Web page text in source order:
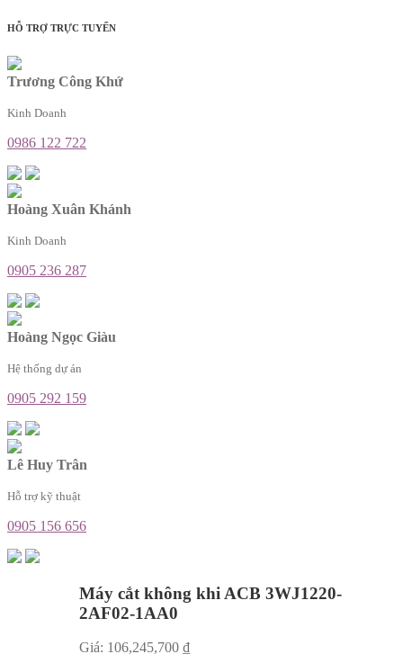
HỖ TRỢ TRỰC TUYẾN
Trương Công Khứ
Kinh Doanh
0986 122 722
Hoàng Xuân Khánh
Kinh Doanh
0905 236 287
Hoàng Ngọc Giàu
Hệ thống dự án
0905 292 159
Lê Huy Trân
Hỗ trợ kỹ thuật
0905 156 656
Máy cắt không khi ACB 3WJ1220-
2AF02-1AA0
Giá: 106,245,700 ₫